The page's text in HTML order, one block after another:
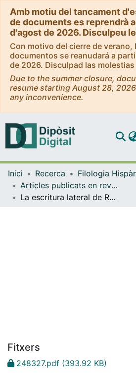
Amb motiu del tancament
de documents es reprendrà
d'agost de 2026. Disculpeu
Con motivo del cierre de verano,
documentos se reanudará a
de 2026. Disculpad las molestias
Due to the summer closure,
resume starting August 28,
any inconvenience.
Navega
Com
Inici Recerca
Articles publicats en revistes (Filologia Hispànica, Teoria de la Literatura i Comunicació)
La escritura lateral de Rafael Sánchez Ferlosio
Fitxers
248327.pdf (393.92 KB)